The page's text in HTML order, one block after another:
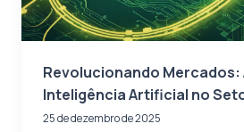
Revolucionando Mercados:
Inteligência Artificial no
25 de dezembro de 2025